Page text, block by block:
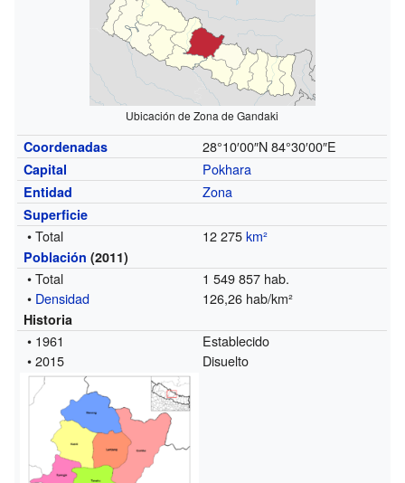
Ubicación de Zona de Gandaki
Coordenadas 28°10′00″N 84°30′00″E
Capital Pokhara
Entidad Zona
Superficie
• Total 12 275km²
Población (2011)
• Total
1 549 857 hab.
• Densidad 126,26 hab/km²
Historia
• 1961
Establecido
• 2015
Disuelto